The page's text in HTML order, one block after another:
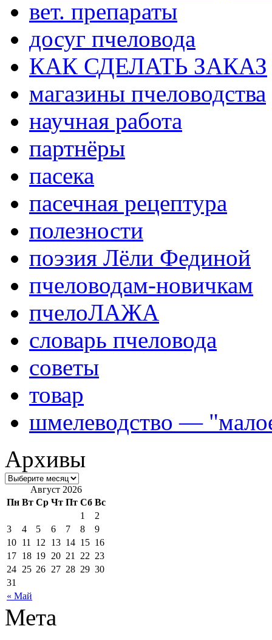
вет. препараты
досуг пчеловода
КАК СДЕЛАТЬ ЗАКАЗ
магазины пчеловодства
научная работа
партнёры
пасека
пасечная рецептура
полезности
поэзия Лёли Фединой
пчеловодам-новичкам
пчелоЛАЖА
словарь пчеловода
советы
товар
шмелеводство —
Архивы
Август 2026
Пн Вт Ср Чт Пт Сб Вс
« Май
1
2
3
4 5 6 7 8
9
10 11 12 13 14 15 16
17 18 19 20 21 22 23
24 25 26 27 28 29 30
31
Мета